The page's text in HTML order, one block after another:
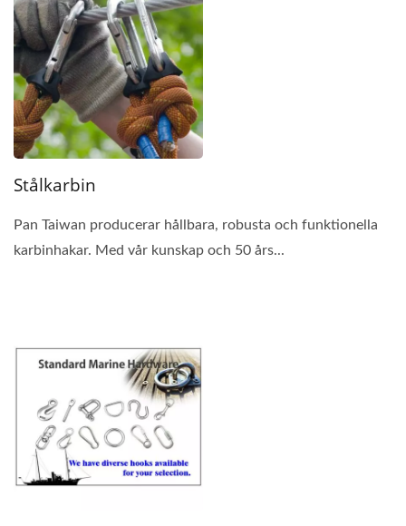
Stålkarbin
Pan Taiwan producerar hållbara, robusta och funktionella
karbinhakar. Med vår kunskap och 50 års...